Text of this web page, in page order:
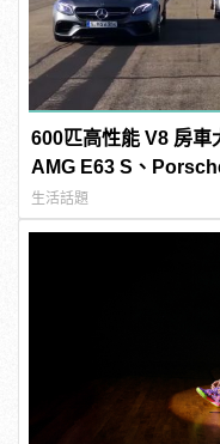
600匹高性能 V8 房
AMG E63 S、
Hybrid、Cadillac
生活話題